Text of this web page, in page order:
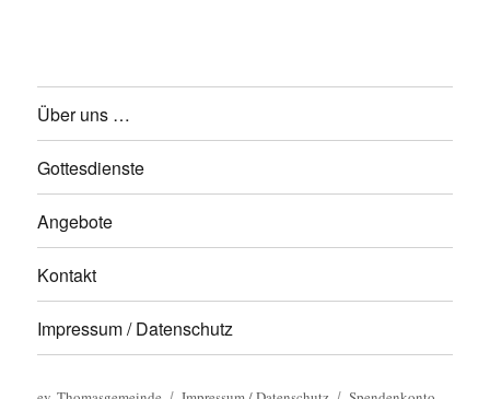
Über uns …
Gottesdienste
Angebote
Kontakt
Impressum / Datenschutz